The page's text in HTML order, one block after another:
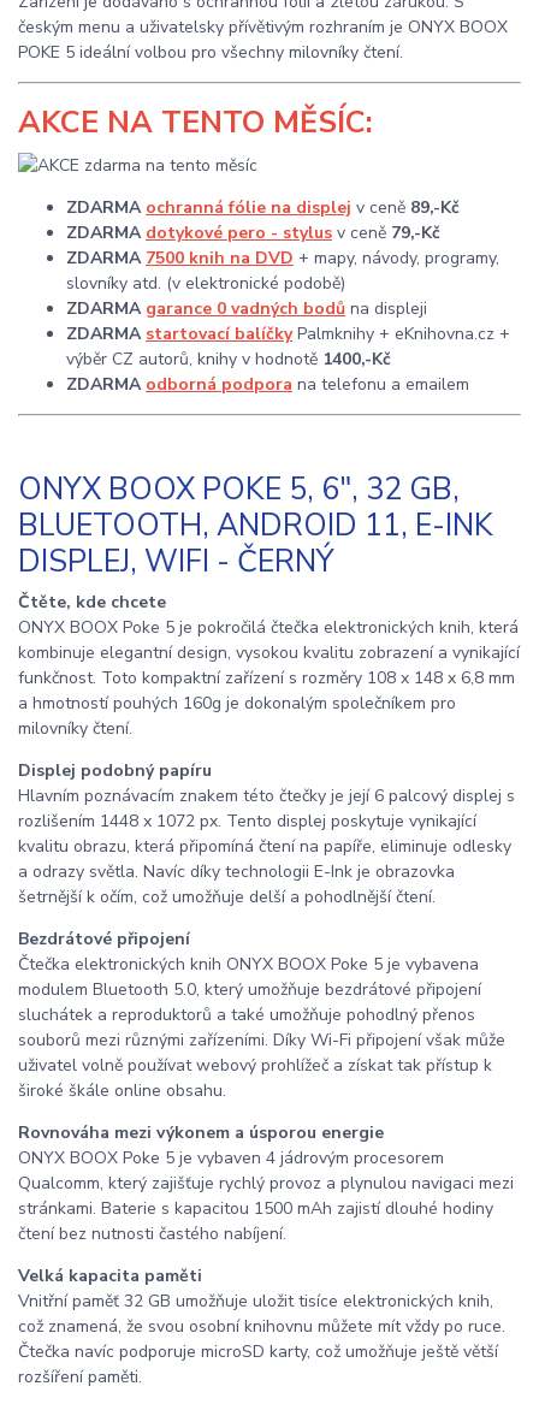
českým menu a uživatelsky přívětivým rozhraním je ONYX BOOX
POKE 5 ideální volbou pro všechny milovníky čtení.
AKCE NA TENTO MĚSÍC:
ZDARMA ochranná fólie na displej v ceně 89,-Kč
ZDARMA dotykové pero - stylus v ceně 79,-Kč
ZDARMA 7500 knih na DVD + mapy, návody, programy,
slovníky atd. (v elektronické podobě)
ZDARMA garance 0 vadných bodů na displeji
ZDARMA startovací balíčkyPalmknihy + eKnihovna.cz +
výběr CZ autorů, knihy v hodnotě 1400,-Kč
ZDARMA odborná podpora na telefonu a emailem
ONYX BOOX POKE 5, 6", 32 GB,
BLUETOOTH, ANDROID 11, E-INK
DISPLEJ, WIFI - ČERNÝ
Čtěte, kde chcete
ONYX BOOX Poke 5 je pokročilá čtečka elektronických knih, která
kombinuje elegantní design, vysokou kvalitu zobrazení a vynikající
funkčnost. Toto kompaktní zařízení s rozměry 108 x 148 x 6,8 mm
a hmotností pouhých 160g je dokonalým společníkem pro
milovníky čtení.
Displej podobný papíru
Hlavním poznávacím znakem této čtečky je její 6 palcový displej s
rozlišením 1448 x 1072 px. Tento displej poskytuje vynikající
kvalitu obrazu, která připomíná čtení na papíře, eliminuje odlesky
a odrazy světla. Navíc díky technologii E-Ink je obrazovka
šetrnější k očím, což umožňuje delší a pohodlnější čtení.
Bezdrátové připojení
Čtečka elektronických knih ONYX BOOX Poke 5 je vybavena
modulem Bluetooth 5.0, který umožňuje bezdrátové připojení
sluchátek a reproduktorů a také umožňuje pohodlný přenos
souborů mezi různými zařízeními. Díky Wi-Fi připojení však může
uživatel volně používat webový prohlížeč a získat tak přístup k
široké škále online obsahu.
Rovnováha mezi výkonem a úsporou energie
ONYX BOOX Poke 5 je vybaven 4 jádrovým procesorem
Qualcomm, který zajišťuje rychlý provoz a plynulou navigaci mezi
stránkami. Baterie s kapacitou 1500 mAh zajistí dlouhé hodiny
čtení bez nutnosti častého nabíjení.
Velká kapacita paměti
Vnitřní paměť 32 GB umožňuje uložit tisíce elektronických knih,
což znamená, že svou osobní knihovnu můžete mít vždy po ruce.
Čtečka navíc podporuje microSD karty, což umožňuje ještě větší
rozšíření paměti.